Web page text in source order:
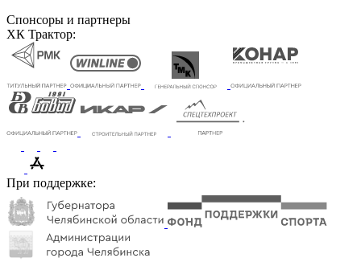
Спонсоры и партнеры
ХК Трактор:
При поддержке: